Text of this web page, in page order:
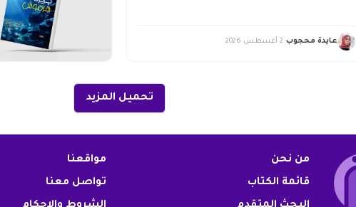
عايدة محجوب 2 أغسطس 2026
تحميل المزيد
من نحن
قائمة الكتاب
مواقعنا
تواصل معنا